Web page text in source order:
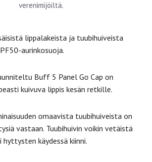
verenimijöiltä.
lippalakeista ja tuubihuiveista
aurinkosuoja.
Buff 5 Panel Go Cap on
kuivuva lippis kesän retkille.
omaavista tuubihuiveista on
vastaan. Tuubihuivin voikin vetäistä
hyttysten käydessä kiinni.